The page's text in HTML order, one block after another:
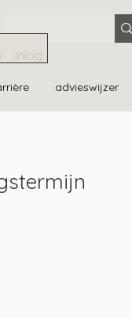
advieswijzer
Inloggen